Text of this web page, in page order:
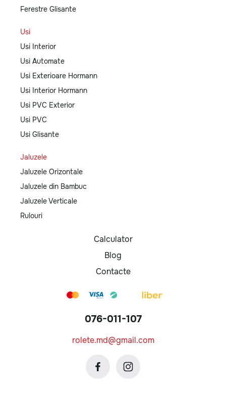
Ferestre Glisante
Usi
Usi Interior
Usi Automate
Usi Exterioare Hormann
Usi Interior Hormann
Usi PVC Exterior
Usi PVC
Usi Glisante
Jaluzele
Jaluzele Orizontale
Jaluzele din Bambuc
Jaluzele Verticale
Rulouri
Calculator
Blog
Contacte
076-011-107
rolete.md@gmail.com